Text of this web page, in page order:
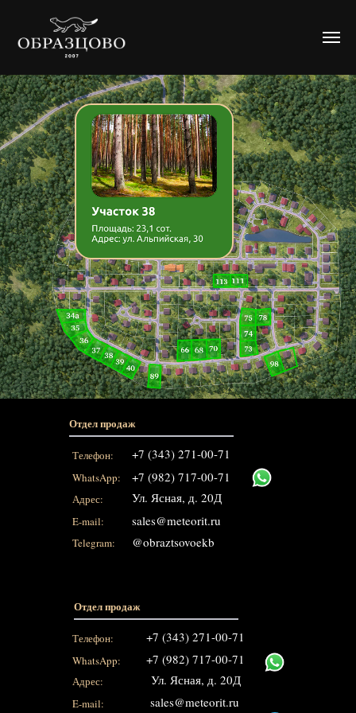
Отдел продаж
Telegram:
WhatsApp:
@obraztsovoekb
+7 (982) 717-00-71
Ул. Ясная, д. 20Д
+7 (343) 271-00-71
sales@meteorit.ru
Адрес:
Телефон:
E-mail:
Отдел продаж
WhatsApp:
+7 (982) 717-00-71
Ул. Ясная, д. 20Д
+7 (343) 271-00-71
sales@meteorit.ru
Адрес:
Телефон:
E-mail: